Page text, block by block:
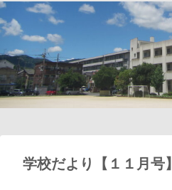
学校だより【１１月号】